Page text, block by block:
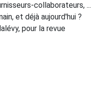
collaborateurs, ...
et déjà aujourd'hui ?
pour la revue